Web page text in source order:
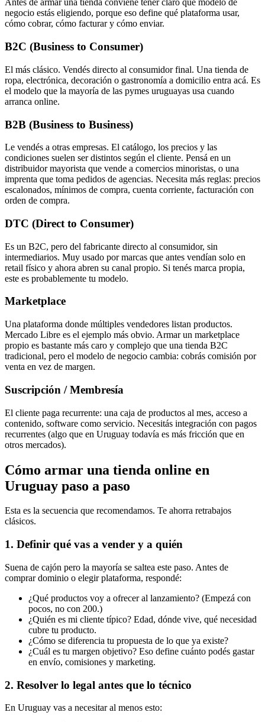
Antes de armar una tienda conviene tener claro qué modelo de
negocio estás eligiendo, porque eso define qué plataforma usar,
cómo cobrar, cómo facturar y cómo enviar.
B2C (Business to Consumer)
El más clásico. Vendés directo al consumidor final. Una tienda de
ropa, electrónica, decoración o gastronomía a domicilio entra acá. Es
el modelo que la mayoría de las pymes uruguayas usa cuando
arranca online.
B2B (Business to Business)
Le vendés a otras empresas. El catálogo, los precios y las
condiciones suelen ser distintos según el cliente. Pensá en un
distribuidor mayorista que vende a comercios minoristas, o una
imprenta que toma pedidos de agencias. Necesita más reglas: precios
escalonados, mínimos de compra, cuenta corriente, facturación con
orden de compra.
DTC (Direct to Consumer)
Es un B2C, pero del fabricante directo al consumidor, sin
intermediarios. Muy usado por marcas que antes vendían solo en
retail físico y ahora abren su canal propio. Si tenés marca propia,
este es probablemente tu modelo.
Marketplace
Una plataforma donde múltiples vendedores listan productos.
Mercado Libre es el ejemplo más obvio. Armar un marketplace
propio es bastante más caro y complejo que una tienda B2C
tradicional, pero el modelo de negocio cambia: cobrás comisión por
venta en vez de margen.
Suscripción / Membresía
El cliente paga recurrente: una caja de productos al mes, acceso a
contenido, software como servicio. Necesitás integración con pagos
recurrentes (algo que en Uruguay todavía es más fricción que en
otros mercados).
Cómo armar una tienda online en
Uruguay paso a paso
Esta es la secuencia que recomendamos. Te ahorra retrabajos
clásicos.
1. Definir qué vas a vender y a quién
Suena de cajón pero la mayoría se saltea este paso. Antes de
comprar dominio o elegir plataforma, respondé:
¿Qué productos voy a ofrecer al lanzamiento? (Empezá con
pocos, no con 200.)
¿Quién es mi cliente típico? Edad, dónde vive, qué necesidad
cubre tu producto.
¿Cómo se diferencia tu propuesta de lo que ya existe?
¿Cuál es tu margen objetivo? Eso define cuánto podés gastar
en envío, comisiones y marketing.
2. Resolver lo legal antes que lo técnico
En Uruguay vas a necesitar al menos esto: